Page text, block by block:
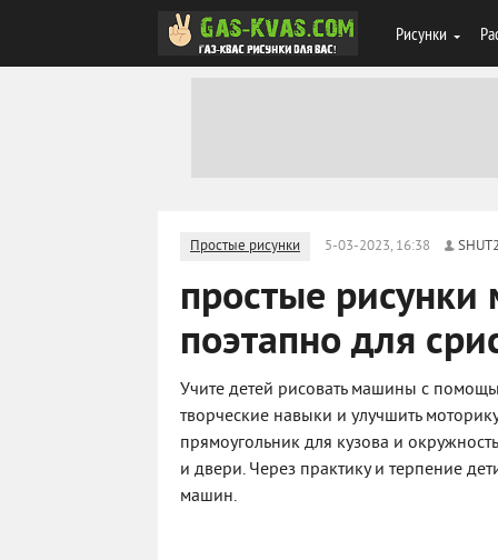
Рисунки
Простые рисунки 5-03-2023, 16:38
простые
поэтапно для
Учите детей рисовать машины с
творческие навыки и улучшить
прямоугольник для кузова и
и двери. Через практику и терпение
машин.